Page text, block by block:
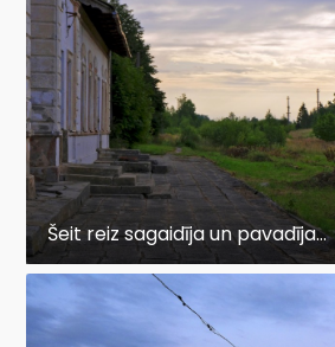
Šeit reiz sagaidīja un pavadīja...